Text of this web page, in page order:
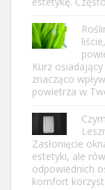
Kurz
znacząco
powietrza w
Zasłonięcie
estetyki, ale
odpowiednich
komfort